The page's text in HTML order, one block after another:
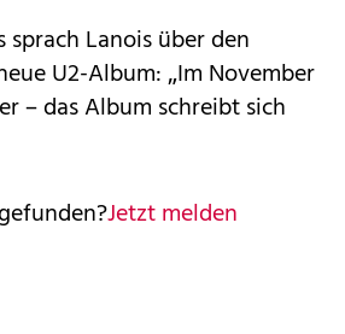
sprach Lanois über den
U2-Album: „Im November
– das Album schreibt sich
Jetzt melden